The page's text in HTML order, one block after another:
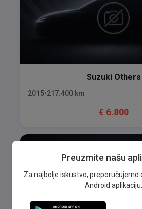
Suzuki Others
2015 217.400 km
€ 6.800
Preuzmite našu
Za najbolje iskustvo,
Android aplikaciju.